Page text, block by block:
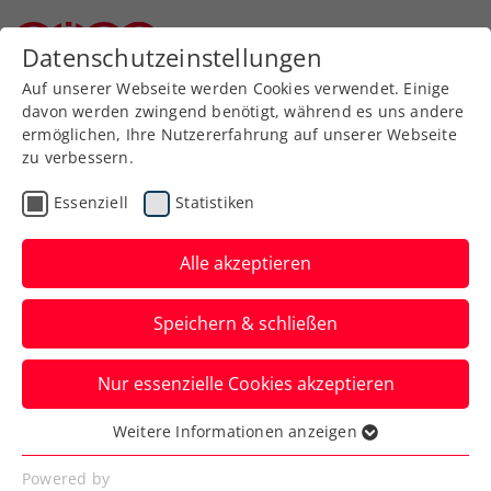
Zurück zur Newsübersicht
Turniere
NÖ Open powered by
EVN: Full House für
Austro-Finalist Neumayer
Das ÖTV-Ass kämpft beim ATP-Challenger
in Tulln am Sonntag um den Titel, live auf
ORF SPORT+ und ÖTV TV.
Verfasst von: Presseaussendung / Redaktion, 07.09.2024
Datenschutzeinstellungen
Auf unserer Webseite werden Cookies verwendet. Einige
davon werden zwingend benötigt, während es uns andere
ermöglichen, Ihre Nutzererfahrung auf unserer Webseite
zu verbessern.
Essenziell Statistiken
Alle akzeptieren
Speichern & schließen
Nur essenzielle Cookies akzeptieren
Essenziell
Essenzielle Cookies werden für grundlegende
Weitere Informationen anzeigen
Powered by